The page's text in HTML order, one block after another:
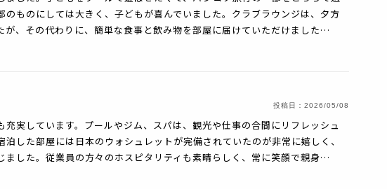
のものにしては大きく、子どもが喜んでいました。クラブラウンジは、夕方
が、その代わりに、簡単な食事と飲み物を部屋に届けていただけました…
投稿日： 2026/05/08
充実しています。プールやジム、スパは、観光や仕事の合間にリフレッシュ
した部屋には日本のウォシュレットが完備されていたのが非常に嬉しく、
ました。従業員の方々のホスピタリティも素晴らしく、常に笑顔で親身…